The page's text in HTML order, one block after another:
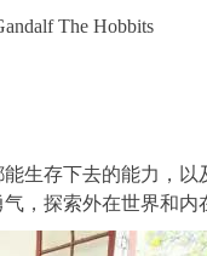
The Hobbits
生存下去的能力，
，探索外在世界和内